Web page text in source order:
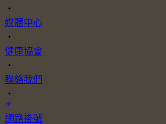
・
媒體中心
・
健康協會
・
聯絡我們
・
網路掛號